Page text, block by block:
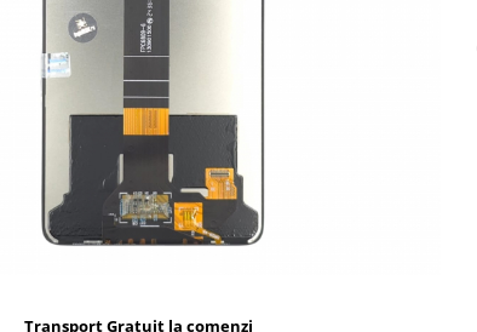
Transport Gratuit la comenzi